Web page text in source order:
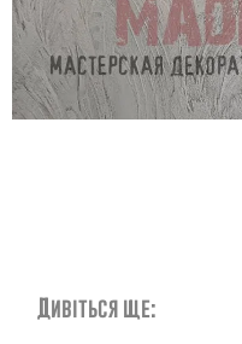
Дивіться ще: